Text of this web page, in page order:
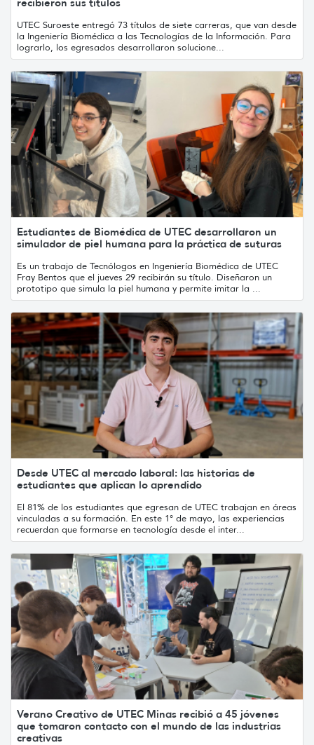
UTEC Suroeste entregó 73 títulos de siete carreras, que van desde
la Ingeniería Biomédica a las Tecnologías de la Información. Para
lograrlo, los egresados desarrollaron solucione...
Estudiantes de Biomédica de UTEC desarrollaron un
simulador de piel humana para la práctica de suturas
Es un trabajo de Tecnólogos en Ingeniería Biomédica de UTEC
Fray Bentos que el jueves 29 recibirán su título. Diseñaron un
prototipo que simula la piel humana y permite imitar la ...
Desde UTEC al mercado laboral: las historias de
estudiantes que aplican lo aprendido
El 81% de los estudiantes que egresan de UTEC trabajan en áreas
vinculadas a su formación. En este 1° de mayo, las experiencias
recuerdan que formarse en tecnología desde el inter...
Verano Creativo de UTEC Minas recibió a 45 jóvenes
que tomaron contacto con el mundo de las industrias
creativas